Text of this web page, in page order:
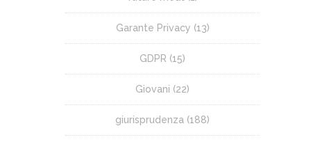
Garante Privacy (13)
GDPR (15)
Giovani (22)
giurisprudenza (188)